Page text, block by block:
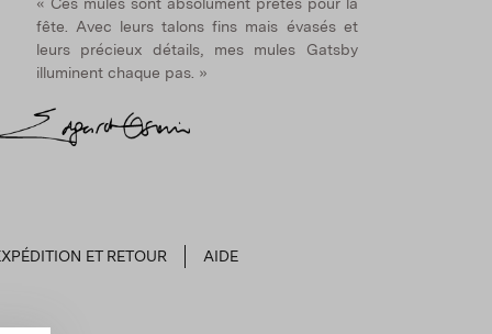
fête. Avec leurs talons fins mais évasés et
leurs précieux détails, mes mules Gatsby
illuminent chaque pas. »
ET RETOUR AIDE